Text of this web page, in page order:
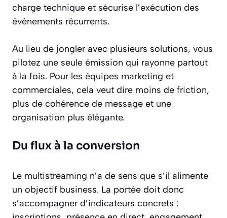
charge technique et sécurise l’exécution des
événements récurrents.
Au lieu de jongler avec plusieurs solutions, vous
pilotez une seule émission qui rayonne partout
à la fois. Pour les équipes marketing et
commerciales, cela veut dire moins de friction,
plus de cohérence de message et une
organisation plus élégante.
Du flux à la conversion
Le multistreaming n’a de sens que s’il alimente
un objectif business. La portée doit donc
s’accompagner d’indicateurs concrets :